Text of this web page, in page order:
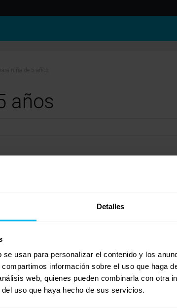
Detalles
usan para personalizar el contenido y los
información sobre el uso que haga
web, quienes pueden combinarla con otra
uso que haya hecho de sus servicios.
años
se recomienda sobre todo firmeza. Evidentemente el peso de la
de curvatura hacia el interior. Ese grado de firmeza la puede
«rebote» el colchón de espumación de alta densidad.
para que además de rigidez tenga adaptabilidad al
juveniles, donde podrá ver una serie de modelos pensados
JUVENILES-90-x-190-cm